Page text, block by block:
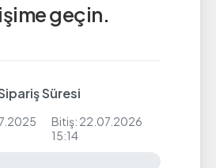
geçin.
Süresi
Bitiş: 22.07.2026
15:14